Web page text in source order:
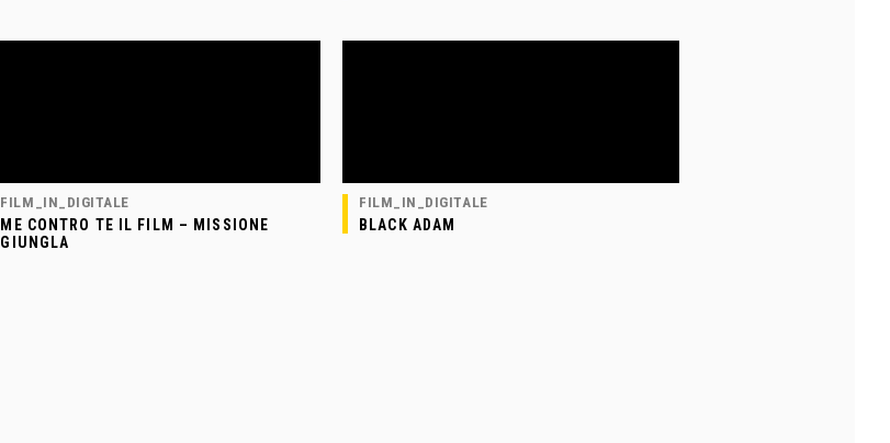
FILM_IN_DIGITALE
ME CONTRO TE IL FILM – MISSIONE
GIUNGLA
FILM_IN_DIGITALE
BLACK ADAM